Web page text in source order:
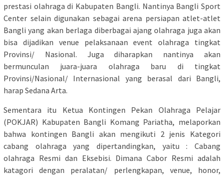
prestasi olahraga di Kabupaten Bangli. Nantinya Bangli Sport
Center selain digunakan sebagai arena persiapan atlet-atlet
Bangli yang akan berlaga diberbagai ajang olahraga juga akan
bisa dijadikan venue pelaksanaan event olahraga tingkat
Provinsi/ Nasional. Juga diharapkan nantinya akan
bermunculan juara-juara olahraga baru di tingkat
Provinsi/Nasional/ Internasional yang berasal dari Bangli,
harap Sedana Arta.
Sementara itu Ketua Kontingen Pekan Olahraga Pelajar
(POKJAR) Kabupaten Bangli Komang Pariatha, melaporkan
bahwa kontingen Bangli akan mengikuti 2 jenis Kategori
cabang olahraga yang dipertandingkan, yaitu : Cabang
olahraga Resmi dan Eksebisi. Dimana Cabor Resmi adalah
katagori dengan peralatan/ perlengkapan, venue, honor,